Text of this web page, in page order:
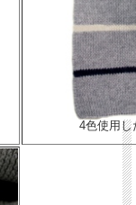
4色使用し